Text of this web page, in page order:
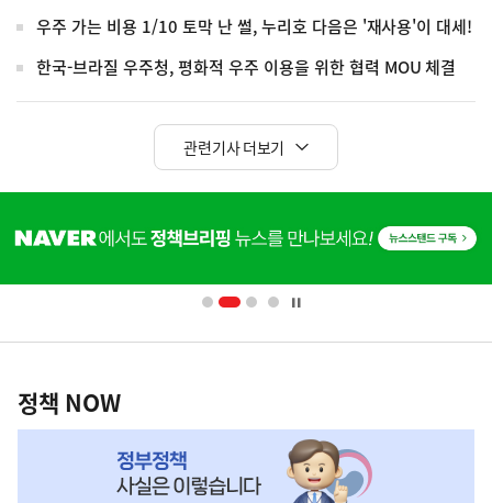
우주 가는 비용 1/10 토막 난 썰, 누리호 다음은 '재사용'이 대세!
한국-브라질 우주청, 평화적 우주 이용을 위한 협력 MOU 체결
관련기사 더보기
단
영
책
NOW,
정책 NOW